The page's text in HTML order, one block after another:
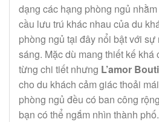
dạng các hạng phòng ngủ
cầu lưu trú khác nhau của du
phòng ngủ tại đây nổi bật với sự
sáng. Mặc dù mang thiết kế khá
từng chi tiết nhưng L’amor
cho du khách cảm giác thoải
phòng ngủ đều có ban công
bạn có thể ngắm nhìn thành phố.